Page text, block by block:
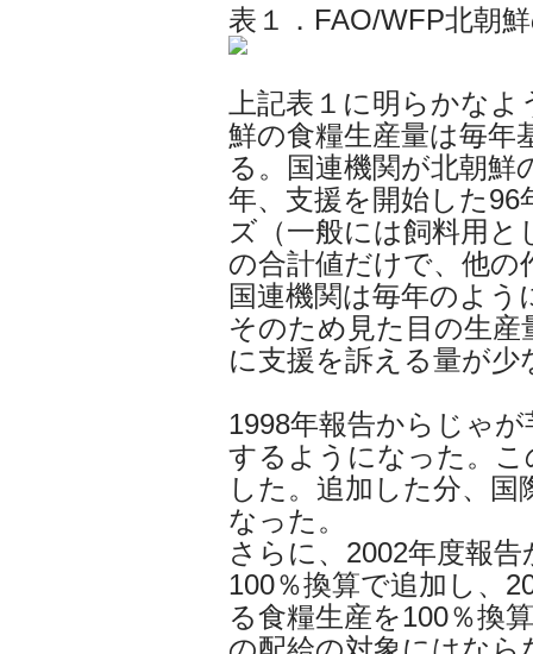
表１．FAO/WFP北朝
上記表１に明らかな
鮮の食糧生産量は毎年
る。国連機関が北朝鮮
年、支援を開始した
ズ（一般には飼料用
の合計値だけで、他
国連機関は毎年のよ
そのため見た目の生産
に支援を訴える量が少
1998年報告からじゃ
するようになった。こ
した。追加した分、
なった。
さらに、2002年度報
100％換算で追加し、
る食糧生産を100％換